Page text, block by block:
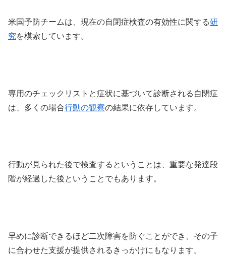
米国予防チームは、現在の自閉症検査の有効性に関する研
究を模索しています。
専用のチェックリストと症状に基づいて診断される自閉症
は、多くの場合行動の観察の結果に依存しています。
行動が見られた後で検査するということは、重要な発達段
階が経過した後ということでもあります。
早めに診断できるほど二次障害を防ぐことができ、その子
に合わせた支援が提供されるきっかけにもなります。